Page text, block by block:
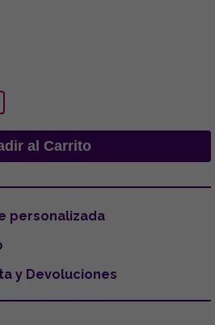
personalizada
y Devoluciones